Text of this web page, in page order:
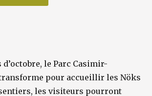
le Parc Casimir-
pour accueillir les Nöks
les visiteurs pourront